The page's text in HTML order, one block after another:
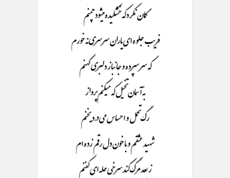
گمان نکرد که خشکیده میشود چمنم
فریب جلوه ای یاران سرسری نه خورم
که سر سپرده و جانباز دلبری کهنم
به آسمان تخیل که میکنم پرواز
رگ تحمل و احساس می درد یخنم
شهید عشقم و با خون دل رقم زده ام
ز بعد مرگ کند سرخی حله ای کفنم